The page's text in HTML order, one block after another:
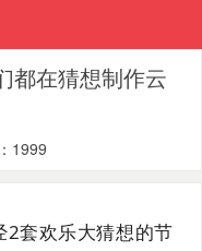
都在猜想制作云
1999
2套欢乐大猜想的节